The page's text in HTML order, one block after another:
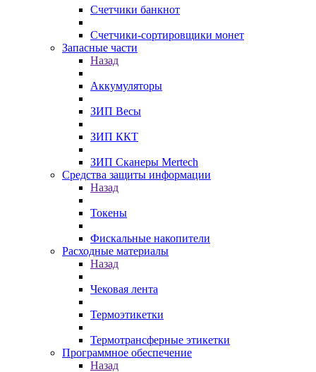
Счетчики банкнот
Счетчики-сортировщики монет
Запасные части
Назад
Аккумуляторы
ЗИП Весы
ЗИП ККТ
ЗИП Сканеры Mertech
Средства защиты информации
Назад
Токены
Фискальные накопители
Расходные материалы
Назад
Чековая лента
Термоэтикетки
Термотрансферные этикетки
Программное обеспечение
Назад